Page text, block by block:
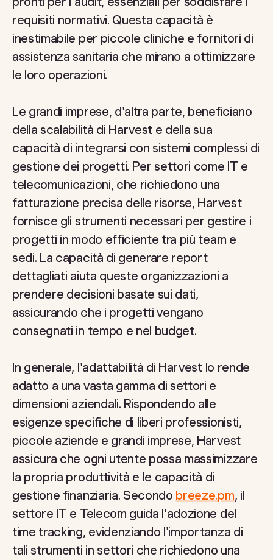
requisiti normativi. Questa capacità è
inestimabile per piccole cliniche e fornitori di
assistenza sanitaria che mirano a ottimizzare
le loro operazioni.
Le grandi imprese, d'altra parte, beneficiano
della scalabilità di Harvest e della sua
capacità di integrarsi con sistemi complessi di
gestione dei progetti. Per settori come IT e
telecomunicazioni, che richiedono una
fatturazione precisa delle risorse, Harvest
fornisce gli strumenti necessari per gestire i
progetti in modo efficiente tra più team e
sedi. La capacità di generare report
dettagliati aiuta queste organizzazioni a
prendere decisioni basate sui dati,
assicurando che i progetti vengano
consegnati in tempo e nel budget.
In generale, l'adattabilità di Harvest lo rende
adatto a una vasta gamma di settori e
dimensioni aziendali. Rispondendo alle
esigenze specifiche di liberi professionisti,
piccole aziende e grandi imprese, Harvest
assicura che ogni utente possa massimizzare
la propria produttività e le capacità di
gestione finanziaria. Secondo breeze.pm, il
settore IT e Telecom guida l'adozione del
time tracking, evidenziando l'importanza di
tali strumenti in settori che richiedono una